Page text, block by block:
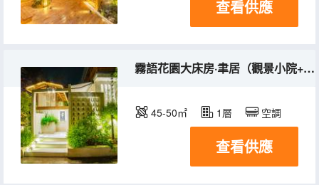
查看供應
霧語花園大床房·聿居（觀景小院+投影儀+電熱晾衣架）
45-50㎡ 1層 空調
查看供應